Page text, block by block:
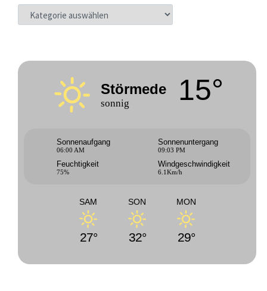
KATEGORIEN
Störmede
sonnig 15°
Sonnenaufgang
06:00 AM
Sonnenuntergang
09:03 PM
Feuchtigkeit
75%
Windgeschwindigkeit
6.1Km/h
SAM
27°
SON
32°
MON
29°